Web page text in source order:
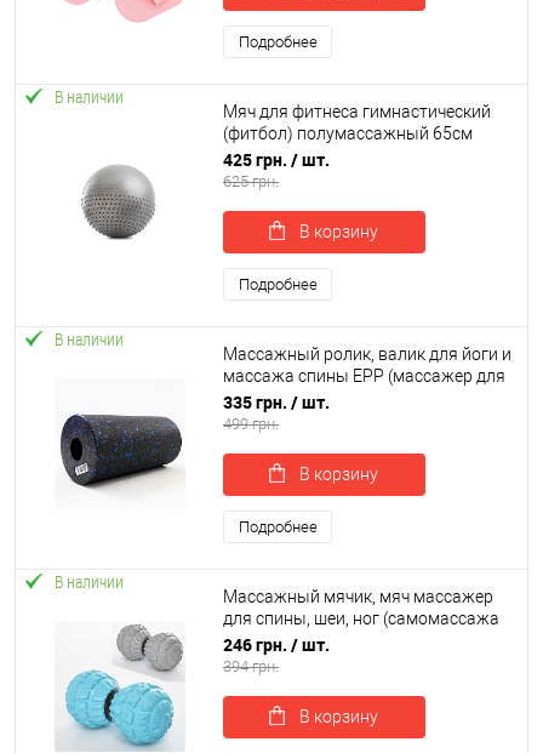
Подробнее
В наличии
Мяч для фитнеса гимнастический
(фитбол) полумассажный 65см
OSPORT (MS 1652)
425 грн. / шт.
625 грн.
В корзину
Подробнее
В наличии
Массажный ролик, валик для йоги и
массажа спины EPP (массажер для
спины, шеи, ног) OSPORT 30х15см
(OF-0321)
335 грн. / шт.
499 грн.
В корзину
Подробнее
В наличии
Массажный мячик, мяч массажер
для спины, шеи, ног (самомассажа
МФР, миофасциального релиза)
OSPORT (MS 2484)
246 грн. / шт.
394 грн.
В корзину